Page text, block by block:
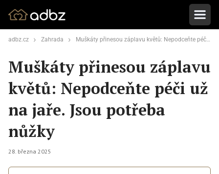
adbz.cz Zahrada Muškáty přinesou záplavu květů: Nepodceňte péči už na jaře. Jsou potřeba nůžky
Muškáty přinesou záplavu
květů: Nepodceňte péči už
na jaře. Jsou potřeba
nůžky
28. března 2025